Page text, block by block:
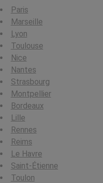
Paris
Marseille
Lyon
Toulouse
Nice
Nantes
Strasbourg
Montpellier
Bordeaux
Lille
Rennes
Reims
Le Havre
Saint-Étienne
Toulon